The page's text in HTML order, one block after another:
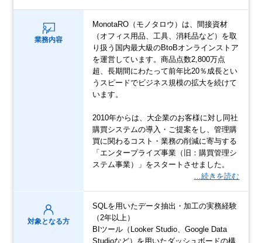
業務内容
MonotaRO（モノタロウ）は、間接資材
（オフィス用品、工具、消耗品など）を取
り扱う国内最大級のBtoBオンラインストア
を運営しています。商品点数2,800万点
超、長期間にわたって前年比20％成長とい
うスピードでビジネス規模の拡大を続けて
います。
2010年からは、大企業のお客様に対し同社
購買システムの導入・ご提案をし、管理購
買に関わるコスト・業務の削減に寄与する
「エンタープライズ事業（旧：購買管理シ
ステム事業）」をスタートさせました。
…続きを読む
対象となる方
SQLを用いたデータ抽出・加工の実務経験
（2年以上）
BIツール（Looker Studio、Google Data
Studioなど）を用いたダッシュボードの構